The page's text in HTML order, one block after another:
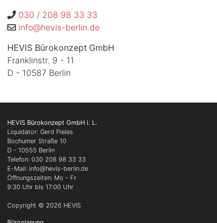
030 / 208 98 33 33
info@hevis-berlin.de
HEVIS Bürokonzept GmbH
Franklinstr. 9 - 11
D - 10587 Berlin
HEVIS Bürokonzept GmbH i. L.
Liquidator: Gerd Pieles
Bochumer Straße 10
D - 10555 Berlin
Telefon: 030 208 98 33 33
E-Mail: info@hevis-berlin.de
Öffnungszeiten: Mo - Fr
9:30 Uhr bis 17:00 Uhr
Copyright © 2026 HEVIS